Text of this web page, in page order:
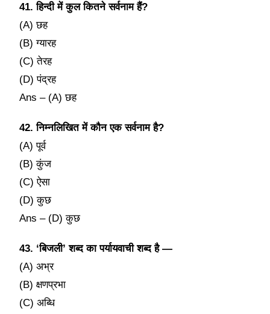
41. हिन्दी में कुल कितने सर्वनाम हैं?
(A) छह
(B) ग्यारह
(C) तेरह
(D) पंद्रह
Ans – (A) छह
42. निम्नलिखित में कौन एक सर्वनाम है?
(A) पूर्व
(B) कुंज
(C) ऐसा
(D) कुछ
Ans – (D) कुछ
43. ‘बिजली’ शब्द का पर्यायवाची शब्द है —
(A) अभ्र
(B) क्षणप्रभा
(C) अब्धि